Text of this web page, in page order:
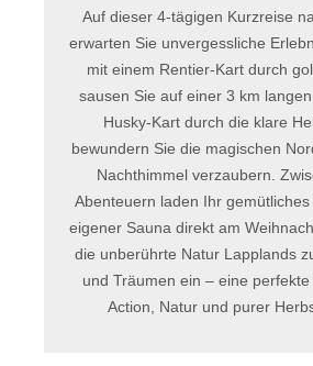
Auf dieser 4-tägigen Kurzreise
erwarten Sie unvergessliche
mit einem Rentier-Kart durch
sausen Sie auf einer 3 km
Husky-Kart durch die klare
bewundern Sie die magischen
Nachthimmel verzaubern.
Abenteuern laden Ihr
eigener Sauna direkt am
die unberührte Natur Lapplands
und Träumen ein – eine
Action, Natur und purer